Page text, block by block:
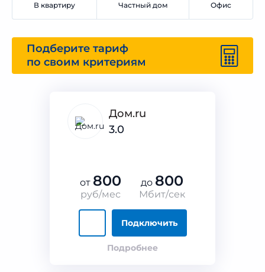
В квартиру Частный дом Офис
Подберите тариф
по своим критериям
Дом.ru
3.0
от 800
руб/мес
до 800
Мбит/сек
Подключить
Подробнее